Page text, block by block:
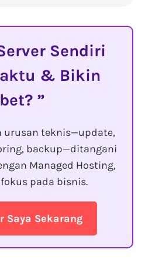
Sendiri
& Bikin
urusan teknis—update,
backup—ditangani
Managed Hosting,
pada bisnis.
Saya Sekarang